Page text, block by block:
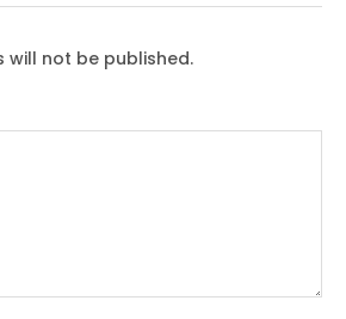
will not be published.